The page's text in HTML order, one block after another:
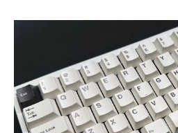
を書くぞ」と構えず、
ら始めて、あとで「記事にして
のだけ少しずつ育てていく、と
ます。 AIは本文を自動生成するのではなく、タイトル、
slug、全体のチェックをお願い
いの距離感で使っています。 まずはObsidianにメモを書
く 普段は、記事にすることを一切考えずに、Obsidianに